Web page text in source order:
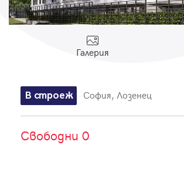
Галерия
В строеж София, Лозенец
Свободни 0
Парола
Забравена парола